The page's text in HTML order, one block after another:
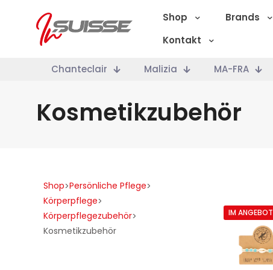
Shop Brands
Kontakt
Chanteclair Malizia MA-FRA
Kosmetikzubehör
Shop>Persönliche Pflege>
Körperpflege>
Körperpflegezubehör>
Kosmetikzubehör
IM ANGEBOT